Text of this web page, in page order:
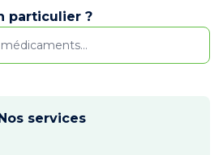
particulier ?
services